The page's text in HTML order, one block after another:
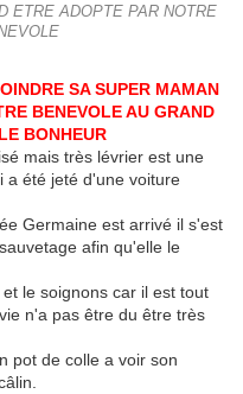
ETRE ADOPTE PAR NOTRE
SA SUPER MAMAN
BENEVOLE AU GRAND
BONHEUR
mais très lévrier est une
a été jeté d'une voiture
Germaine est arrivé il s'est
afin qu'elle le
le soignons car il est tout
n'a pas être du être très
pot de colle a voir son